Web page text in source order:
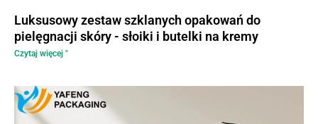
Luksusowy zestaw szklanych opakowań do
pielęgnacji skóry - słoiki i butelki na kremy
Czytaj więcej "